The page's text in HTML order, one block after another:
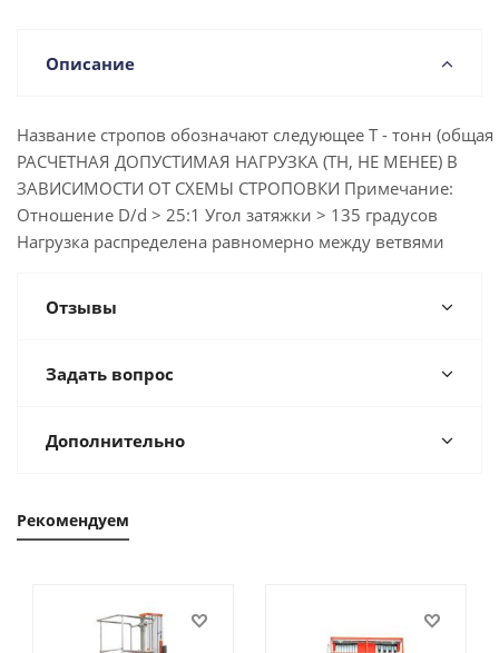
Описание
Название стропов обозначают следующее Т - тонн
РАСЧЕТНАЯ ДОПУСТИМАЯ НАГРУЗКА (ТН, НЕ МЕНЕЕ) В
ЗАВИСИМОСТИ ОТ СХЕМЫ СТРОПОВКИ Примечание:
Отношение D/d > 25:1 Угол затяжки > 135 градусов
Нагрузка распределена равномерно между ветвями
Отзывы
Задать вопрос
Дополнительно
Рекомендуем